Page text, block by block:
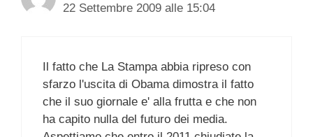
22 Settembre 2009 alle 15:04
Il fatto che La Stampa abbia ripreso con
sfarzo l'uscita di Obama dimostra il fatto
che il suo giornale e' alla frutta e che non
ha capito nulla del futuro dei media.